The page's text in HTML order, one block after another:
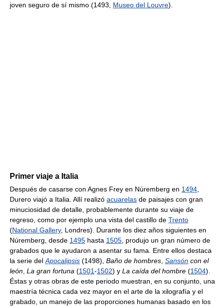
joven seguro de sí mismo (1493, Museo del Louvre).
Primer viaje a Italia
Después de casarse con Agnes Frey en Núremberg en 1494
Durero viajó a Italia. Allí realizó acuarelas de paisajes con gran
minuciosidad de detalle, probablemente durante su viaje de
regreso, como por ejemplo una vista del castillo de Trento
(National Gallery, Londres). Durante los diez años siguientes en
Núremberg, desde 1495 hasta 1505 , produjo un gran número de
grabados que le ayudaron a asentar su fama. Entre ellos destaca
la serie del Apocalipsis (1498), Baño de hombres Sansón con el
león La gran fortuna (1501-1502) y La caída del hombre (1504).
Éstas y otras obras de este periodo muestran, en su conjunto, una
maestría técnica cada vez mayor en el arte de la xilografía y el
grabado, un manejo de las proporciones humanas basado en los